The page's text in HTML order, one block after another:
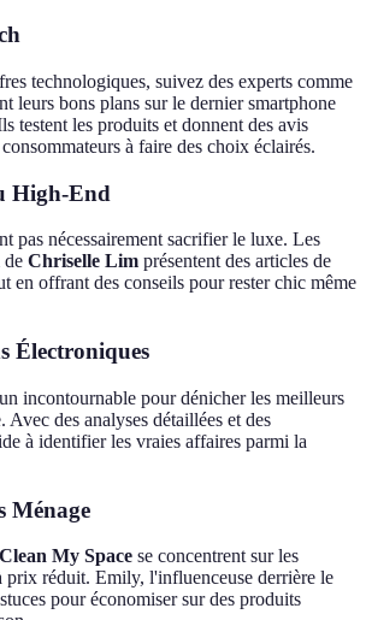
technologiques, suivez des experts comme
leurs bons plans sur le dernier smartphone
testent les produits et donnent des avis
à faire des choix éclairés.
High-End
pas nécessairement sacrifier le luxe. Les
de Chriselle Lim présentent des articles de
en offrant des conseils pour rester chic même
Électroniques
incontournable pour dénicher les meilleurs
Avec des analyses détaillées et des
à identifier les vraies affaires parmi la
Ménage
Clean My Space se concentrent sur les
prix réduit. Emily, l'influenceuse derrière le
pour économiser sur des produits